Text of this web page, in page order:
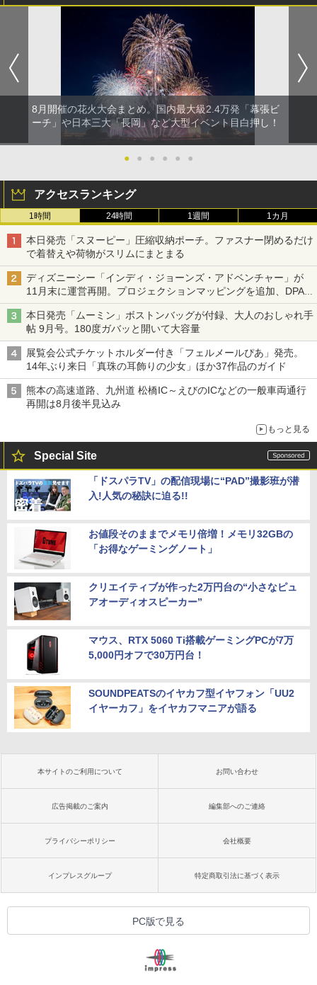
8月開催の花火大会まとめ。国内最大級2.4万発「幕張ビ
ーチ」や日本三大「長岡」など大型イベント目白押し！
● ● ● ● ● ●
アクセスランキング
1時間 24時間 1週間 1カ月
本日発売「スヌーピー」圧縮収納ポーチ。ファスナー閉めるだけ
で着替えや荷物がスリムにまとまる
ディズニーシー「インディ・ジョーンズ・アドベンチャー」が
11月末に運営再開。プロジェクションマッピングを追加、DPA
は1500円
本日発売「ムーミン」ボストンバッグが付録、大人のおしゃれ手
帖 9月号。180度ガバッと開いて大容量
展覧会公式チケットホルダー付き「フェルメールぴあ」発売。
14年ぶり来日「真珠の耳飾りの少女」ほか37作品のガイド
熊本の高速道路、九州道 松橋IC～えびのICなどの一般車両通行
再開は8月後半見込み
もっと見る
Special Site
「ドスパラTV」の配信現場に“PAD”撮影班が潜
入!人気の秘訣に迫る!!
お値段そのままでメモリ倍増！メモリ32GBの
「お得なゲーミングノート」
クリエイティブが作った2万円台の“小さなピュ
アオーディオスピーカー”
マウス、RTX 5060 Ti搭載ゲーミングPCが7万
5,000円オフで30万円台！
SOUNDPEATSのイヤカフ型イヤフォン「UU2
イヤーカフ」をイヤカフマニアが語る
本サイトのご利用について お問い合わせ
広告掲載のご案内 編集部へのご連絡
プライバシーポリシー 会社概要
インプレスグループ 特定商取引法に基づく表示
PC版で見る